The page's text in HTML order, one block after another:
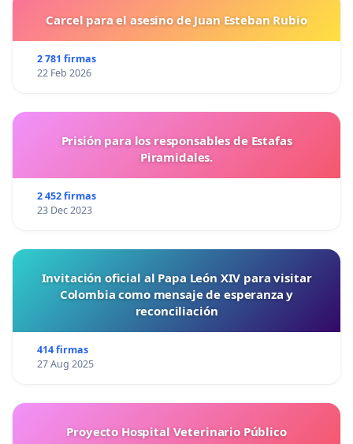
Carcel para el asesino de Juan Esteban Rubio
2 781 firmas
22 Feb 2026
Prisión para los responsables de Estafas
Piramidales.
2 452 firmas
23 Dec 2023
Invitación oficial al Papa León XIV para visitar
Colombia como mensaje de esperanza y
reconciliación
414 firmas
27 Aug 2025
Proyecto Hospital Veterinario Público